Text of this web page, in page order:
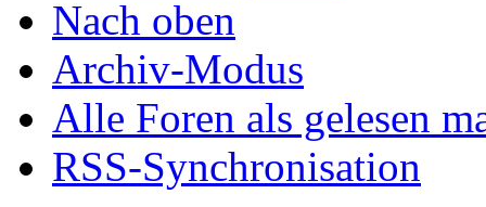
Nach oben
Archiv-Modus
Alle Foren als gelesen
RSS-Synchronisation